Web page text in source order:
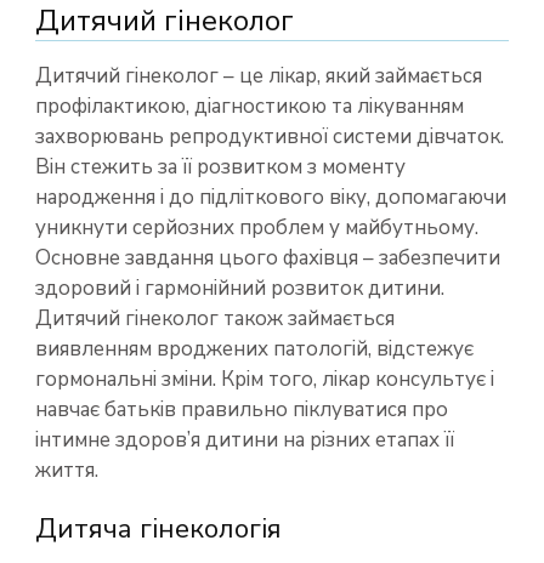
Дитячий гінеколог
Дитячий гінеколог – це лікар, який займається
профілактикою, діагностикою та лікуванням
захворювань репродуктивної системи дівчаток.
Він стежить за її розвитком з моменту
народження і до підліткового віку, допомагаючи
уникнути серйозних проблем у майбутньому.
Основне завдання цього фахівця – забезпечити
здоровий і гармонійний розвиток дитини.
Дитячий гінеколог також займається
виявленням вроджених патологій, відстежує
гормональні зміни. Крім того, лікар консультує і
навчає батьків правильно піклуватися про
інтимне здоров’я дитини на різних етапах її
життя.
Дитяча гінекологія